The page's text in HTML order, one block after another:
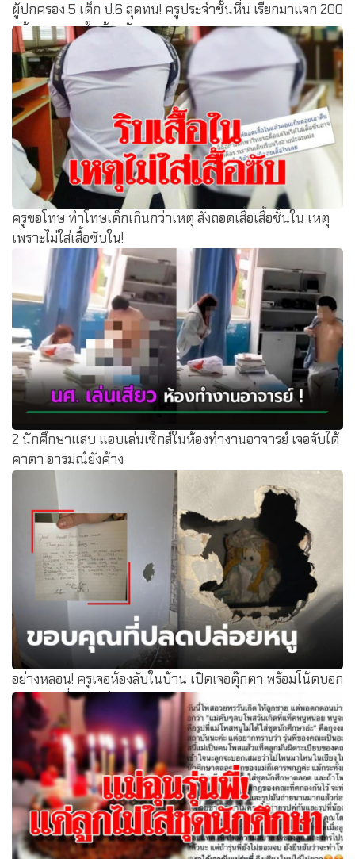
ผู้ปกครอง 5 เด็ก ป.6 สุดทน! ครูประจำชั้นหื่น เรียกมาแจก 200
แล้วอมนกเขาในห้องพัก
ครูขอโทษ ทำโทษเด็กเกินกว่าเหตุ สั่งถอดเสื้อเสื้อชั้นใน เหตุ
เพราะไม่ใส่เสื้อซับใน!
2 นักศึกษาแสบ แอบเล่นเซ็กส์ในห้องทำงานอาจารย์ เจอจับได้
คาตา อารมณ์ยังค้าง
อย่างหลอน! ครูเจอห้องลับในบ้าน เปิดเจอตุ๊กตา พร้อมโน้ตบอก
"ขอบคุณที่ปลดปล่อยหนู"